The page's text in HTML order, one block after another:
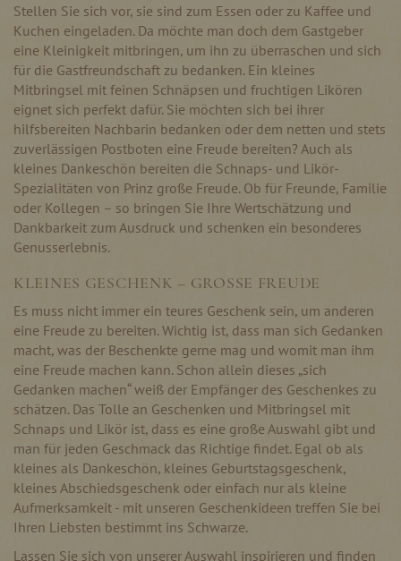
Stellen Sie sich vor, sie sind zum Essen oder zu Kaffee und
Kuchen eingeladen. Da möchte man doch dem Gastgeber
eine Kleinigkeit mitbringen, um ihn zu überraschen und sich
für die Gastfreundschaft zu bedanken. Ein kleines
Mitbringsel mit feinen Schnäpsen und fruchtigen Likören
eignet sich perfekt dafür. Sie möchten sich bei ihrer
hilfsbereiten Nachbarin bedanken oder dem netten und stets
zuverlässigen Postboten eine Freude bereiten? Auch als
kleines Dankeschön bereiten die Schnaps- und Likör-
Spezialitäten von Prinz große Freude. Ob für Freunde, Familie
oder Kollegen – so bringen Sie Ihre Wertschätzung und
Dankbarkeit zum Ausdruck und schenken ein besonderes
Genusserlebnis.
KLEINES GESCHENK – GROSSE FREUDE
Es muss nicht immer ein teures Geschenk sein, um anderen
eine Freude zu bereiten. Wichtig ist, dass man sich Gedanken
macht, was der Beschenkte gerne mag und womit man ihm
eine Freude machen kann. Schon allein dieses „sich
Gedanken machen“ weiß der Empfänger des Geschenkes zu
schätzen. Das Tolle an Geschenken und Mitbringsel mit
Schnaps und Likör ist, dass es eine große Auswahl gibt und
man für jeden Geschmack das Richtige findet. Egal ob als
kleines als Dankeschön, kleines Geburtstagsgeschenk,
kleines Abschiedsgeschenk oder einfach nur als kleine
Aufmerksamkeit - mit unseren Geschenkideen treffen Sie bei
Ihren Liebsten bestimmt ins Schwarze.
Lassen Sie sich von unserer Auswahl inspirieren und finden